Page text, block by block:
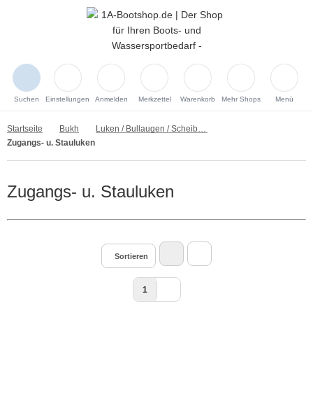
Suchen Einstellungen Anmelden Merkzettel Warenkorb Mehr Shops Menü
Startseite Bukh
Luken / Bullaugen / Scheibenwischer
Zugangs- u. Stauluken
Zugangs- u. Stauluken
Sortieren
1